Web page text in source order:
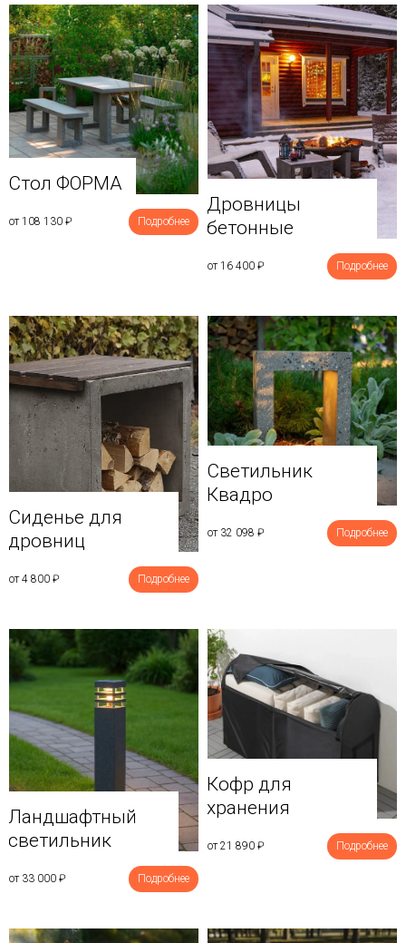
Стол ФОРМА
от 108 130 ₽ Подробнее
Дровницы
бетонные
от 16 400 ₽ Подробнее
Сиденье для
дровниц
от 4 800 ₽ Подробнее
Светильник
Квадро
от 32 098 ₽ Подробнее
Ландшафтный
светильник
от 33 000 ₽ Подробнее
Кофр для
хранения
от 21 890 ₽ Подробнее